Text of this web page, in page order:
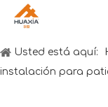
Usted está aquí:
instalación para